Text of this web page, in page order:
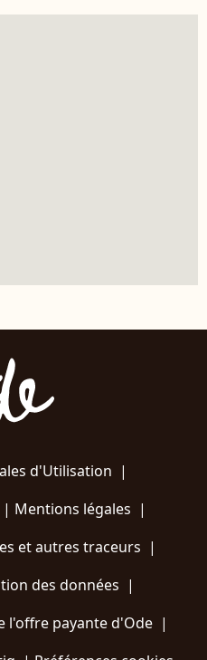
d'Utilisation |
Mentions légales |
et autres traceurs |
des données |
l'offre payante d'Ode |